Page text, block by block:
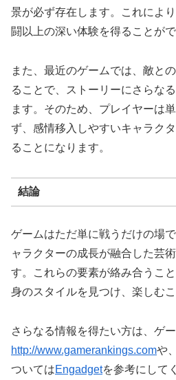
景が必ず存在します。これによ
闘以上の深い体験を得ることがで
また、最近のゲームでは、敵と
ることで、ストーリーにさらな
ます。そのため、プレイヤーは
ず、感情移入しやすいキャラク
ることになります。
結論
ゲームはただ単に戦うだけの場
ャラクターの成長が融合した芸
す。これらの要素が絡み合うこ
身のスタイルを見つけ、楽しむ
さらなる情報を得たい方は、ゲ
http://www.gamerankings.comや
ついてはEngadgetを参考にして